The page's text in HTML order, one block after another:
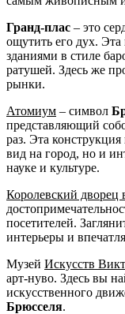
Гранд-плас – это
ощутить его дух.
зданиями в стиле
ратушей. Здесь же
рынки.
Атомиум – символ
представляющий
раз. Эта
вид на город, но и
науке и культуре.
Королевский дворец
посетителей.
интерьеры и
Музей Искусств
арт-нуво. Здесь вы
искусственного
Брюсселя.